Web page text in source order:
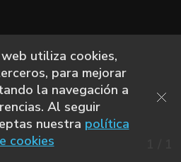
utiliza cookies,
para mejorar
la navegación a
Al seguir
nuestra política
cookies